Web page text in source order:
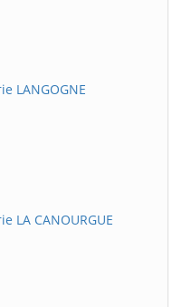
LANGOGNE
LA CANOURGUE